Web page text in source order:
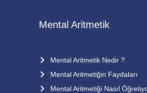
Mental Aritmetik
Mental Aritmetik Nedir ?
Mental Aritmetiğin Faydaları
Mental Aritmetiği Nasıl